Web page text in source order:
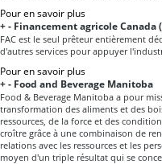
Pour en savoir plus
+- Financement agricole Canada
FAC est le seul prêteur entièrement
d'autres services pour appuyer
Pour en savoir plus
+- Food and Beverage Manitoba
Food & Beverage Manitoba a pour
transformation des aliments et des
ressources, de la force et des
croître grâce à une combinaison de
relations avec les ressources et les
moyen d'un triple résultat qui se